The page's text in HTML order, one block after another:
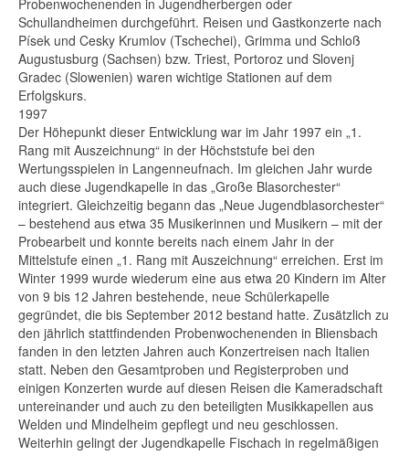
Probenwochenenden in Jugendherbergen oder
Schullandheimen durchgeführt. Reisen und Gastkonzerte nach
Písek und Cesky Krumlov (Tschechei), Grimma und Schloß
Augustusburg (Sachsen) bzw. Triest, Portoroz und Slovenj
Gradec (Slowenien) waren wichtige Stationen auf dem
Erfolgskurs.
1997
Der Höhepunkt dieser Entwicklung war im Jahr 1997 ein „1.
Rang mit Auszeichnung“ in der Höchststufe bei den
Wertungsspielen in Langenneufnach. Im gleichen Jahr wurde
auch diese Jugendkapelle in das „Große Blasorchester“
integriert. Gleichzeitig begann das „Neue Jugendblasorchester“
– bestehend aus etwa 35 Musikerinnen und Musikern – mit der
Probearbeit und konnte bereits nach einem Jahr in der
Mittelstufe einen „1. Rang mit Auszeichnung“ erreichen. Erst im
Winter 1999 wurde wiederum eine aus etwa 20 Kindern im Alter
von 9 bis 12 Jahren bestehende, neue Schülerkapelle
gegründet, die bis September 2012 bestand hatte. Zusätzlich zu
den jährlich stattfindenden Probenwochenenden in Bliensbach
fanden in den letzten Jahren auch Konzertreisen nach Italien
statt. Neben den Gesamtproben und Registerproben und
einigen Konzerten wurde auf diesen Reisen die Kameradschaft
untereinander und auch zu den beteiligten Musikkapellen aus
Welden und Mindelheim gepflegt und neu geschlossen.
Weiterhin gelingt der Jugendkapelle Fischach in regelmäßigen